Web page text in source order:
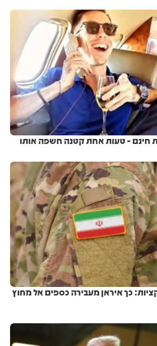
כך איראן מעבירה כספים אל מחוץ